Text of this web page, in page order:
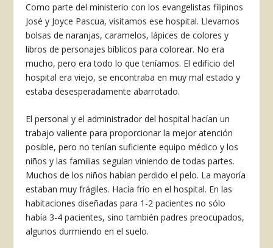
Como parte del ministerio con los evangelistas filipinos
José y Joyce Pascua, visitamos ese hospital. Llevamos
bolsas de naranjas, caramelos, lápices de colores y
libros de personajes bíblicos para colorear. No era
mucho, pero era todo lo que teníamos. El edificio del
hospital era viejo, se encontraba en muy mal estado y
estaba desesperadamente abarrotado.
El personal y el administrador del hospital hacían un
trabajo valiente para proporcionar la mejor atención
posible, pero no tenían suficiente equipo médico y los
niños y las familias seguían viniendo de todas partes.
Muchos de los niños habían perdido el pelo. La mayoría
estaban muy frágiles. Hacía frío en el hospital. En las
habitaciones diseñadas para 1-2 pacientes no sólo
había 3-4 pacientes, sino también padres preocupados,
algunos durmiendo en el suelo.